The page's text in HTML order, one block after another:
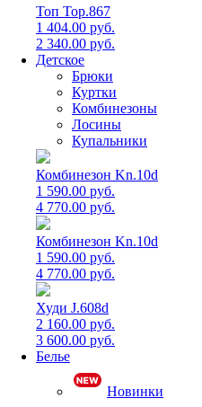
Топ Top.867
1 404.00 руб.
2 340.00 руб.
Детское
Брюки
Куртки
Комбинезоны
Лосины
Купальники
Комбинезон Kn.10d
1 590.00 руб.
4 770.00 руб.
Комбинезон Kn.10d
1 590.00 руб.
4 770.00 руб.
Худи J.608d
2 160.00 руб.
3 600.00 руб.
Белье
Новинки